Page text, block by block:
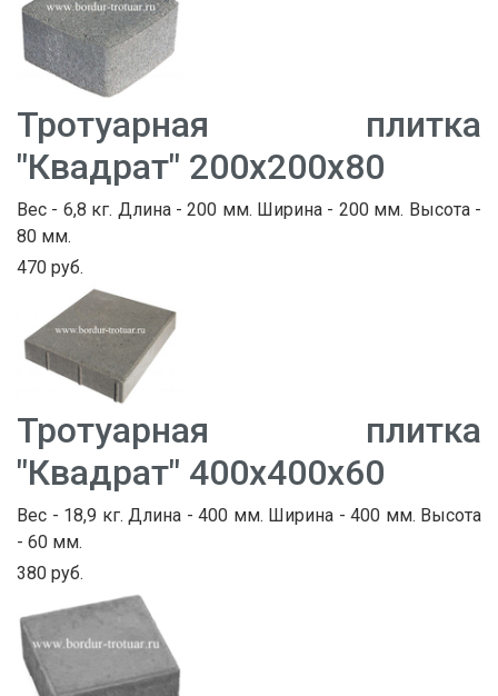
Тротуарная плитка
"Квадрат" 200х200х80
Вес - 6,8 кг. Длина - 200 мм. Ширина - 200 мм. Высота -
80 мм.
470 руб.
Тротуарная плитка
"Квадрат" 400х400х60
Вес - 18,9 кг. Длина - 400 мм. Ширина - 400 мм. Высота
- 60 мм.
380 руб.